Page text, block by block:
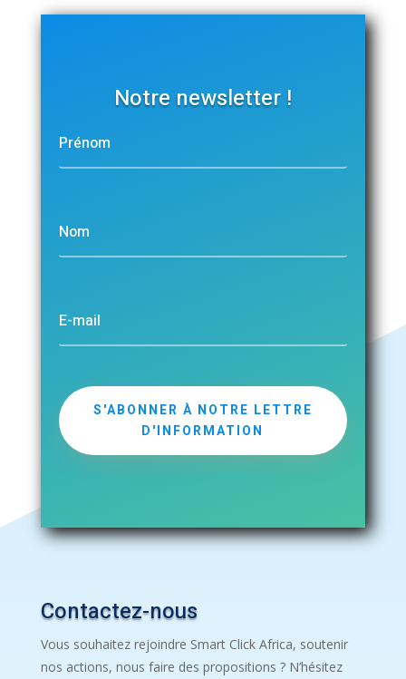
Notre newsletter !
S'ABONNER À NOTRE LETTRE
D'INFORMATION
Contactez-nous
Vous souhaitez rejoindre Smart Click Africa, soutenir
nos actions, nous faire des propositions ? N’hésitez